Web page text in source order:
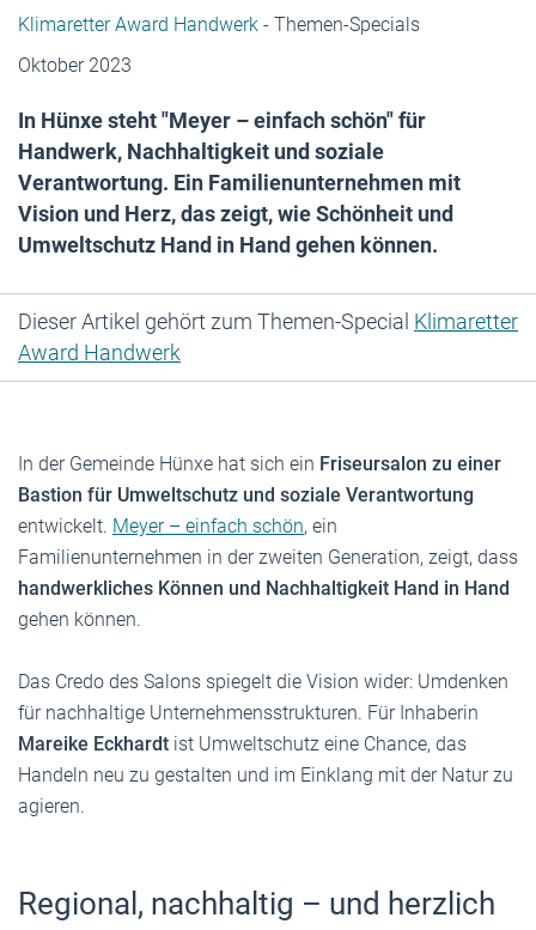
Klimaretter Award Handwerk - Themen-Specials
Oktober 2023
In Hünxe steht "Meyer – einfach schön" für
Handwerk, Nachhaltigkeit und soziale
Verantwortung. Ein Familienunternehmen mit
Vision und Herz, das zeigt, wie Schönheit und
Umweltschutz Hand in Hand gehen können.
Dieser Artikel gehört zum Themen-Special Klimaretter
Award Handwerk
In der Gemeinde Hünxe hat sich ein Friseursalon zu einer
Bastion für Umweltschutz und soziale Verantwortung
entwickelt. Meyer – einfach schön, ein
Familienunternehmen in der zweiten Generation, zeigt, dass
handwerkliches Können und Nachhaltigkeit Hand in Hand
gehen können.
Das Credo des Salons spiegelt die Vision wider: Umdenken
für nachhaltige Unternehmensstrukturen. Für Inhaberin
Mareike Eckhardt ist Umweltschutz eine Chance, das
Handeln neu zu gestalten und im Einklang mit der Natur zu
agieren.
Regional, nachhaltig – und herzlich